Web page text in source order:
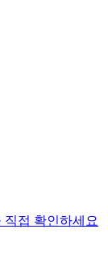
직접 확인하세요